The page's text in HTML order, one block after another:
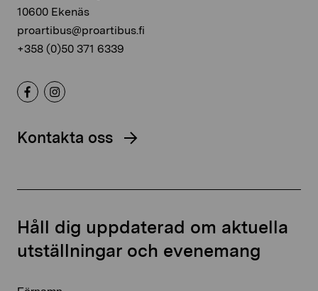
10600 Ekenäs
proartibus@proartibus.fi
+358 (0)50 371 6339
Kontakta oss
Håll dig uppdaterad om aktuella
utställningar och evenemang